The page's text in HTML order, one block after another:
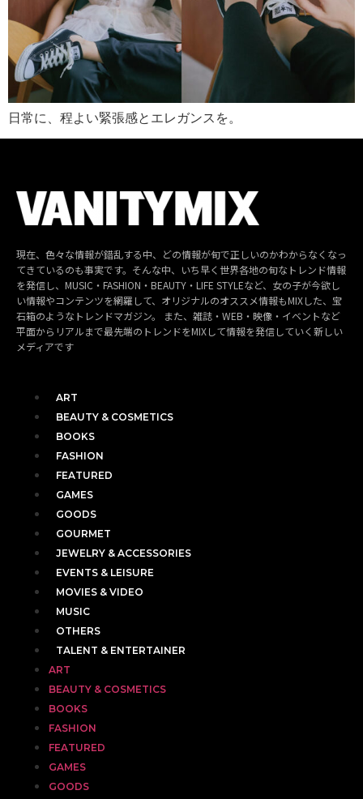
日常に、程よい緊張感とエレガンスを。
現在、色々な情報が錯乱する中、どの情報が旬で正しいのかわからなくなっ
てきているのも事実です。そんな中、いち早く世界各地の旬なトレンド情報
を発信し、MUSIC・FASHION・BEAUTY・LIFE STYLEなど、女の子が今欲し
い情報やコンテンツを網羅して、オリジナルのオススメ情報もMIXした、宝
石箱のようなトレンドマガジン。 また、雑誌・WEB・映像・イベントなど
平面からリアルまで最先端のトレンドをMIXして情報を発信していく新しい
メディアです
ART
BEAUTY & COSMETICS
BOOKS
FASHION
FEATURED
GAMES
GOODS
GOURMET
JEWELRY & ACCESSORIES
EVENTS & LEISURE
MOVIES & VIDEO
MUSIC
OTHERS
TALENT & ENTERTAINER
ART
BEAUTY & COSMETICS
BOOKS
FASHION
FEATURED
GAMES
GOODS